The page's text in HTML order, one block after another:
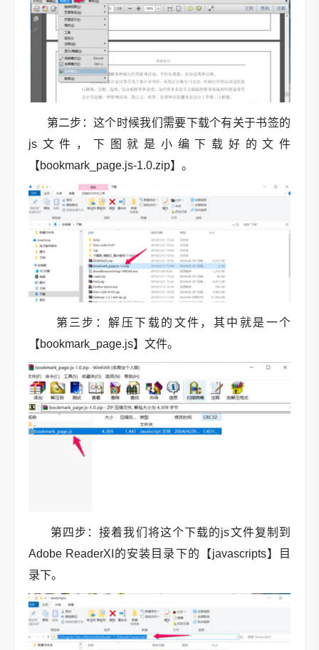
第二步：这个时候我们需要下载个有关于书签的
js文件，下图就是小编下载好的文件
【bookmark_page.js-1.0.zip】。
第三步：解压下载的文件，其中就是一个
【bookmark_page.js】文件。
第四步：接着我们将这个下载的js文件复制到
Adobe ReaderXI的安装目录下的【javascripts】目
录下。